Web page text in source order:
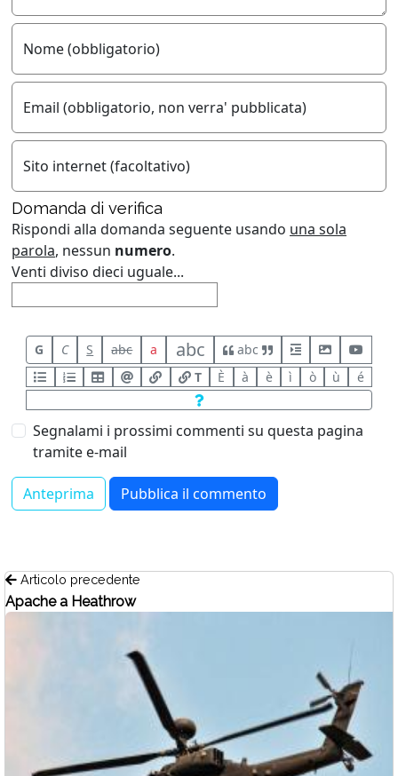
Nome (obbligatorio)
Email (obbligatorio, non verra' pubblicata)
Sito internet (facoltativo)
Domanda di verifica
Rispondi alla domanda seguente usando una sola
parola, nessun numero.
Venti diviso dieci uguale...
G C S abc a abc
abc
T
È à è ì ò ù é
Segnalami i prossimi commenti su questa pagina
tramite e-mail
Articolo precedente
Apache a Heathrow